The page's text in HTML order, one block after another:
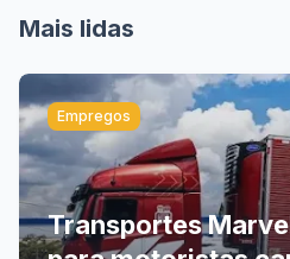
Mais lidas
Empregos
Transportes